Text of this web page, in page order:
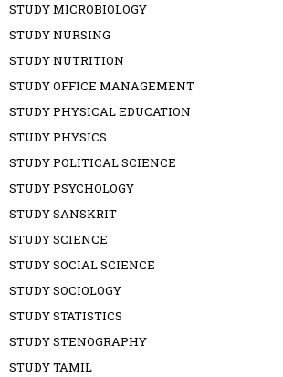
STUDY MICROBIOLOGY
STUDY NURSING
STUDY NUTRITION
STUDY OFFICE MANAGEMENT
STUDY PHYSICAL EDUCATION
STUDY PHYSICS
STUDY POLITICAL SCIENCE
STUDY PSYCHOLOGY
STUDY SANSKRIT
STUDY SCIENCE
STUDY SOCIAL SCIENCE
STUDY SOCIOLOGY
STUDY STATISTICS
STUDY STENOGRAPHY
STUDY TAMIL